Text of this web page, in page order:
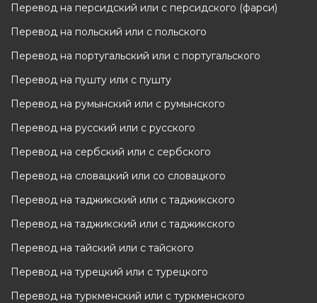
Перевод на персидский или с персидского (фарси)
Перевод на польский или с польского
Перевод на португальский или с португальского
Перевод на пушту или с пушту
Перевод на румынский или с румынского
Перевод на русский или с русского
Перевод на сербский или с сербского
Перевод на словацкий или со словацкого
Перевод на таджикский или с таджикского
Перевод на таджикский или с таджикского
Перевод на тайский или с тайского
Перевод на турецкий или с турецкого
Перевод на туркменский или с туркменского